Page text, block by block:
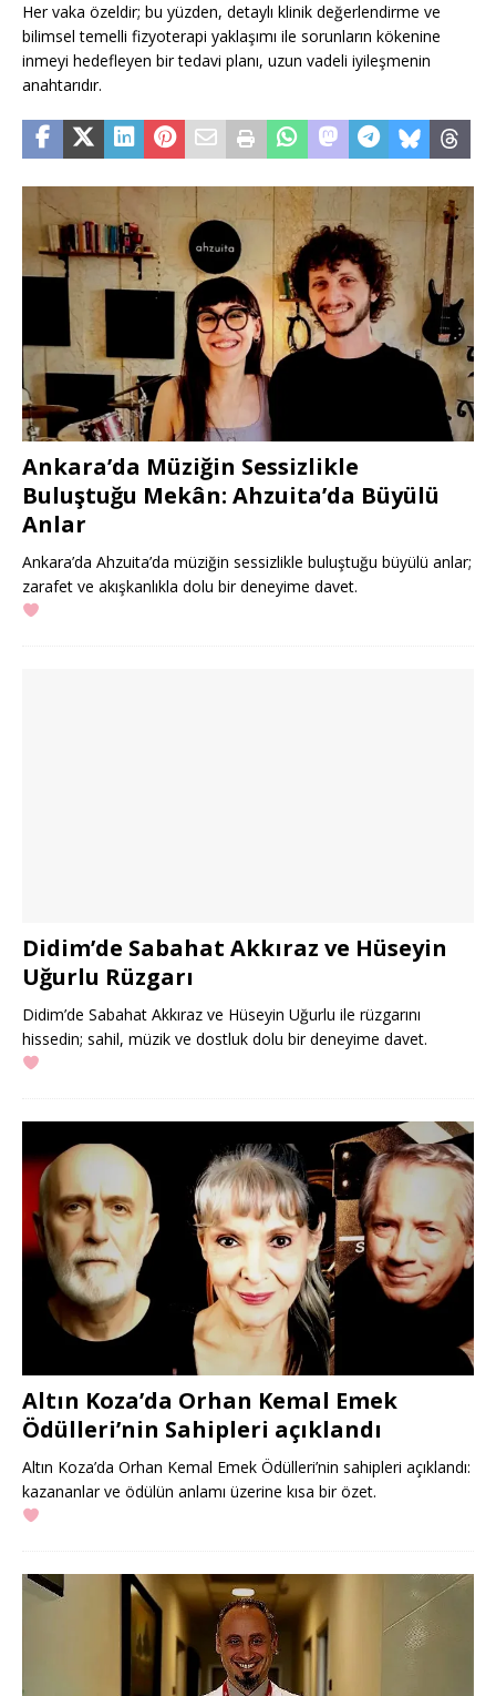
Her vaka özeldir; bu yüzden, detaylı klinik değerlendirme ve
bilimsel temelli fizyoterapi yaklaşımı ile sorunların kökenine
inmeyi hedefleyen bir tedavi planı, uzun vadeli iyileşmenin
anahtarıdır.
Ankara’da Müziğin Sessizlikle
Buluştuğu Mekân: Ahzuita’da Büyülü
Anlar
Ankara’da Ahzuita’da müziğin sessizlikle buluştuğu büyülü anlar;
zarafet ve akışkanlıkla dolu bir deneyime davet.
Didim’de Sabahat Akkıraz ve Hüseyin
Uğurlu Rüzgarı
Didim’de Sabahat Akkıraz ve Hüseyin Uğurlu ile rüzgarını
hissedin; sahil, müzik ve dostluk dolu bir deneyime davet.
Altın Koza’da Orhan Kemal Emek
Ödülleri’nin Sahipleri açıklandı
Altın Koza’da Orhan Kemal Emek Ödülleri’nin sahipleri açıklandı:
kazananlar ve ödülün anlamı üzerine kısa bir özet.